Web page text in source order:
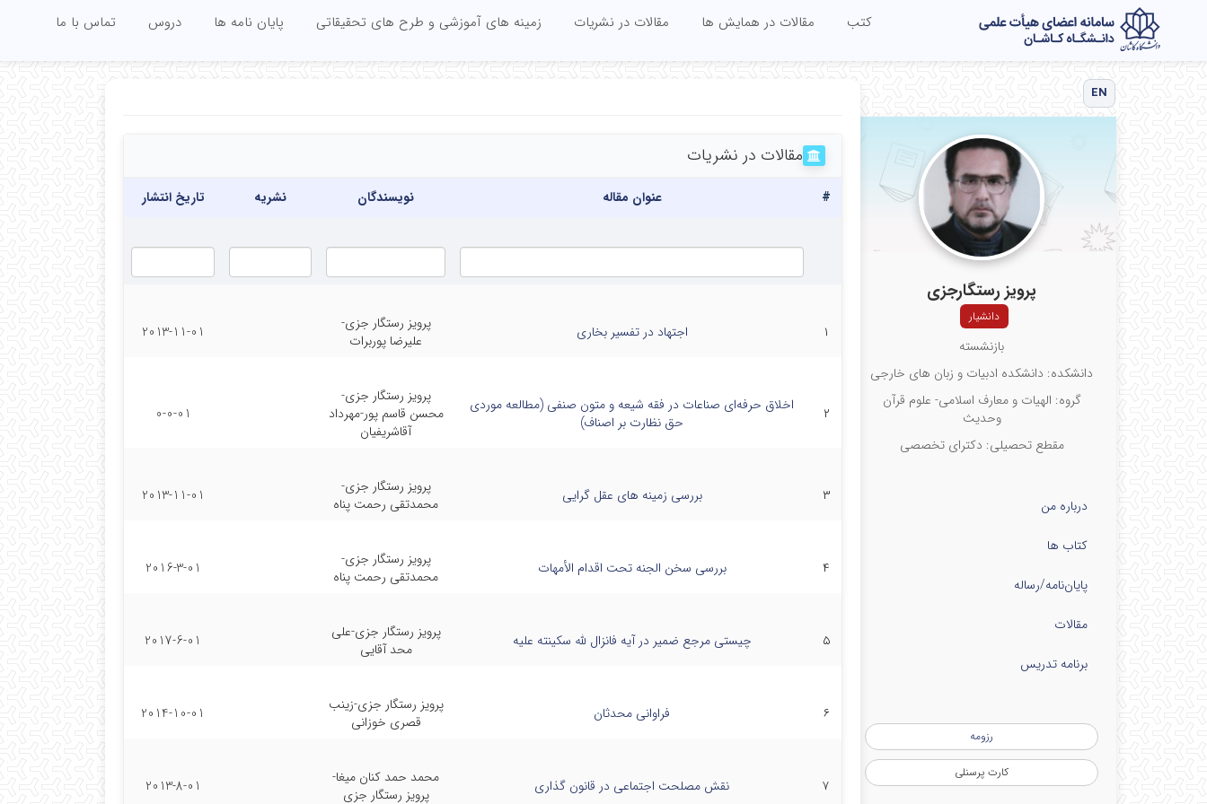
کتب مقالات در همایش ها مقالات در نشریات زمینه های آموزشی و طرح های تحقیقاتی پایان نامه ها دروس تماس با ما
EN
پرویز رستگارجزی
دانشیار
بازنشسته
دانشکده: دانشکده ادبیات و زبان های خارجی
گروه: الهیات و معارف اسلامی- علوم قرآن
وحدیث
مقطع تحصیلی: دکترای تخصصی
درباره من
کتاب ها
پایان‌نامه‌/رساله
مقالات
برنامه تدریس
رزومه
کارت پرسنلی
مقالات در نشریات
# عنوان مقاله نویسندگان نشریه تاریخ انتشار
۱ اجتهاد در تفسیر بخاری
پرویز رستگار جزی-
علیرضا پوربرات
2013-11-01
۲
اخلاق حرفه‌ای صناعات در فقه شیعه و متون صنفی (مطالعه موردی
حق نظارت بر اصناف)
پرویز رستگار جزی-
محسن قاسم پور-مهرداد
آقاشریفیان
0-0-01
۳ بررسی زمینه های عقل گرایی
پرویز رستگار جزی-
محمدتقی رحمت پناه
2013-11-01
۴ بررسی سخن الجنه تحت اقدام الأمهات
پرویز رستگار جزی-
محمدتقی رحمت پناه
2016-3-01
۵ چیستی مرجع ضمیر در آیه فانزال لله سکینته علیه
پرویز رستگار جزی-علی
محد آقایی
2017-6-01
۶ فراوانی محدثان
پرویز رستگار جزی-زینب
قصری خوزانی
2014-10-01
۷ نقش مصلحت اجتماعی در قانون گذاری
محمد حمد کنان میغا-
پرویز رستگار جزی
2013-8-01